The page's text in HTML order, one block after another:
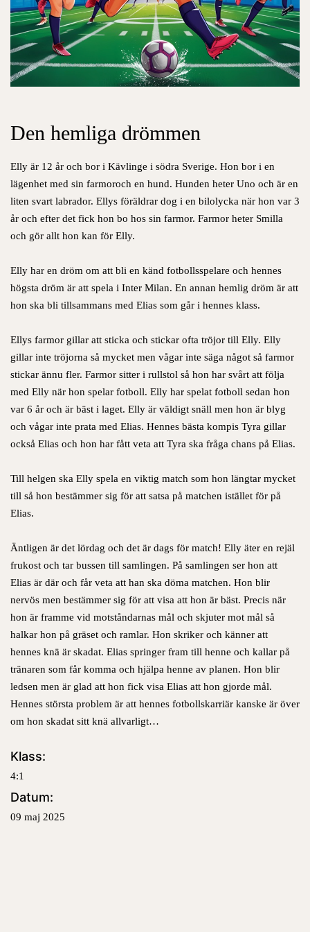
Den hemliga drömmen
Elly är 12 år och bor i Kävlinge i södra Sverige. Hon bor i en
lägenhet med sin farmoroch en hund. Hunden heter Uno och är en
liten svart labrador. Ellys föräldrar dog i en bilolycka när hon var 3
år och efter det fick hon bo hos sin farmor. Farmor heter Smilla
och gör allt hon kan för Elly.
Elly har en dröm om att bli en känd fotbollsspelare och hennes
högsta dröm är att spela i Inter Milan. En annan hemlig dröm är att
hon ska bli tillsammans med Elias som går i hennes klass.
Ellys farmor gillar att sticka och stickar ofta tröjor till Elly. Elly
gillar inte tröjorna så mycket men vågar inte säga något så farmor
stickar ännu fler. Farmor sitter i rullstol så hon har svårt att följa
med Elly när hon spelar fotboll. Elly har spelat fotboll sedan hon
var 6 år och är bäst i laget. Elly är väldigt snäll men hon är blyg
och vågar inte prata med Elias. Hennes bästa kompis Tyra gillar
också Elias och hon har fått veta att Tyra ska fråga chans på Elias.
Till helgen ska Elly spela en viktig match som hon längtar mycket
till så hon bestämmer sig för att satsa på matchen istället för på
Elias.
Äntligen är det lördag och det är dags för match! Elly äter en rejäl
frukost och tar bussen till samlingen. På samlingen ser hon att
Elias är där och får veta att han ska döma matchen. Hon blir
nervös men bestämmer sig för att visa att hon är bäst. Precis när
hon är framme vid motståndarnas mål och skjuter mot mål så
halkar hon på gräset och ramlar. Hon skriker och känner att
hennes knä är skadat. Elias springer fram till henne och kallar på
tränaren som får komma och hjälpa henne av planen. Hon blir
ledsen men är glad att hon fick visa Elias att hon gjorde mål.
Hennes största problem är att hennes fotbollskarriär kanske är över
om hon skadat sitt knä allvarligt…
Klass:
4:1
Datum:
09 maj 2025